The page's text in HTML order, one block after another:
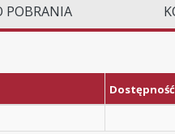
POBRANIA
Dostępność